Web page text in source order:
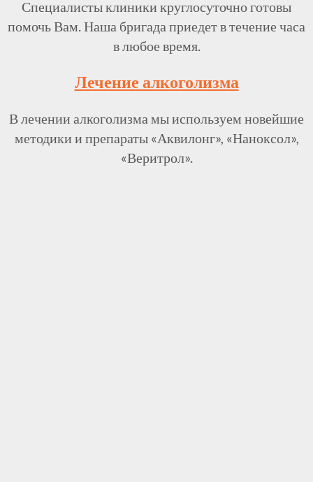
Специалисты клиники круглосуточно готовы
помочь Вам. Наша бригада приедет в течение часа
в любое время.
Лечение алкоголизма
В лечении алкоголизма мы используем новейшие
методики и препараты «Аквилонг», «Наноксол»,
«Веритрол».